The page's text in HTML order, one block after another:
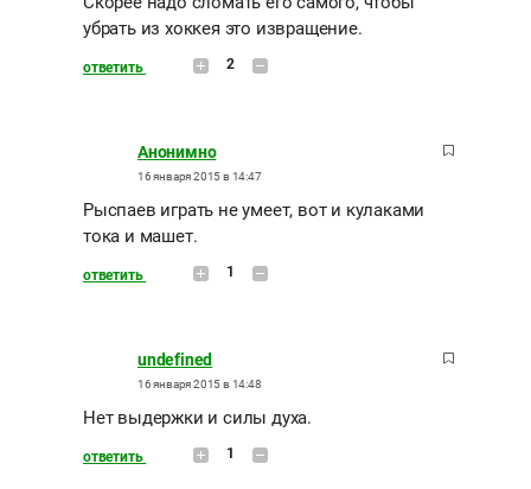
убрать из хоккея это извращение.
ответить 2
Анонимно
16 января 2015 в 14:47
Рыспаев играть не умеет, вот и кулаками
тока и машет.
ответить 1
undefined
16 января 2015 в 14:48
Нет выдержки и силы духа.
ответить 1